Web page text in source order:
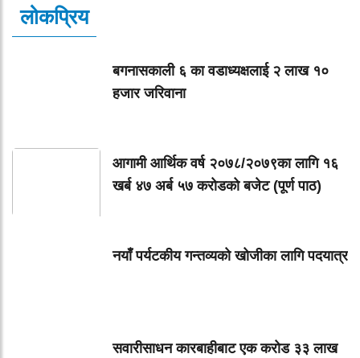
लोकप्रिय
बगनासकाली ६ का वडाध्यक्षलाई २ लाख १०
हजार जरिवाना
आगामी आर्थिक वर्ष २०७८/२०७९का लागि १६
खर्ब ४७ अर्ब ५७ करोडको बजेट (पूर्ण पाठ)
नयाँ पर्यटकीय गन्तव्यको खोजीका लागि पदयात्र
सवारीसाधन कारबाहीबाट एक करोड ३३ लाख